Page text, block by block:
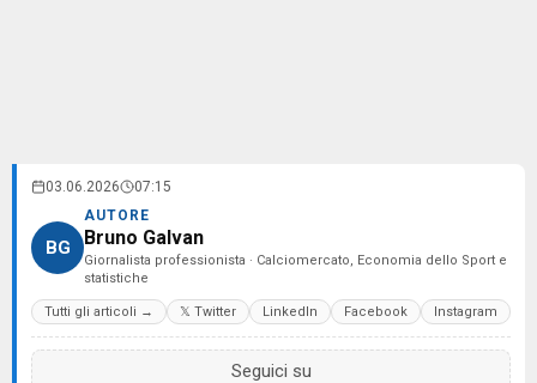
03.06.2026 07:15
BG
AUTORE
Bruno Galvan
Giornalista professionista · Calciomercato, Economia dello Sport e
statistiche
Tutti gli articoli → 𝕏 Twitter LinkedIn Facebook Instagram
Seguici su